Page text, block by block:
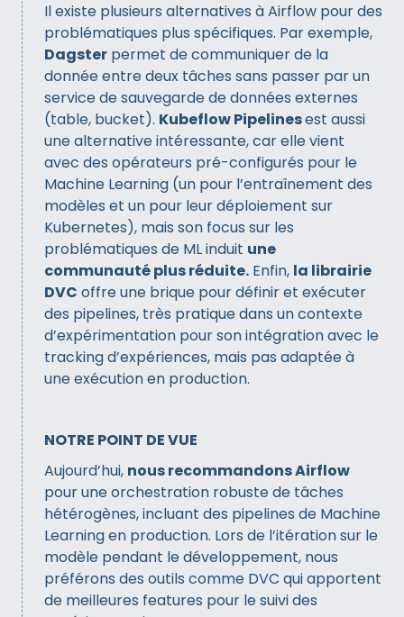
Il existe plusieurs alternatives à Airflow pour des
problématiques plus spécifiques. Par exemple,
Dagster permet de communiquer de la
donnée entre deux tâches sans passer par un
service de sauvegarde de données externes
(table, bucket). Kubeflow Pipelinesest aussi
une alternative intéressante, car elle vient
avec des opérateurs pré-configurés pour le
Machine Learning (un pour l’entraînement des
modèles et un pour leur déploiement sur
Kubernetes), mais son focus sur les
problématiques de ML induit une
communauté plus réduite. Enfin, la librairie
DVC offre une brique pour définir et exécuter
des pipelines, très pratique dans un contexte
d’expérimentation pour son intégration avec le
tracking d’expériences, mais pas adaptée à
une exécution en production.
NOTRE POINT DE VUE
Aujourd’hui, nous recommandons Airflow
pour une orchestration robuste de tâches
hétérogènes, incluant des pipelines de Machine
Learning en production. Lors de l’itération sur le
modèle pendant le développement, nous
préférons des outils comme DVC qui apportent
de meilleures features pour le suivi des